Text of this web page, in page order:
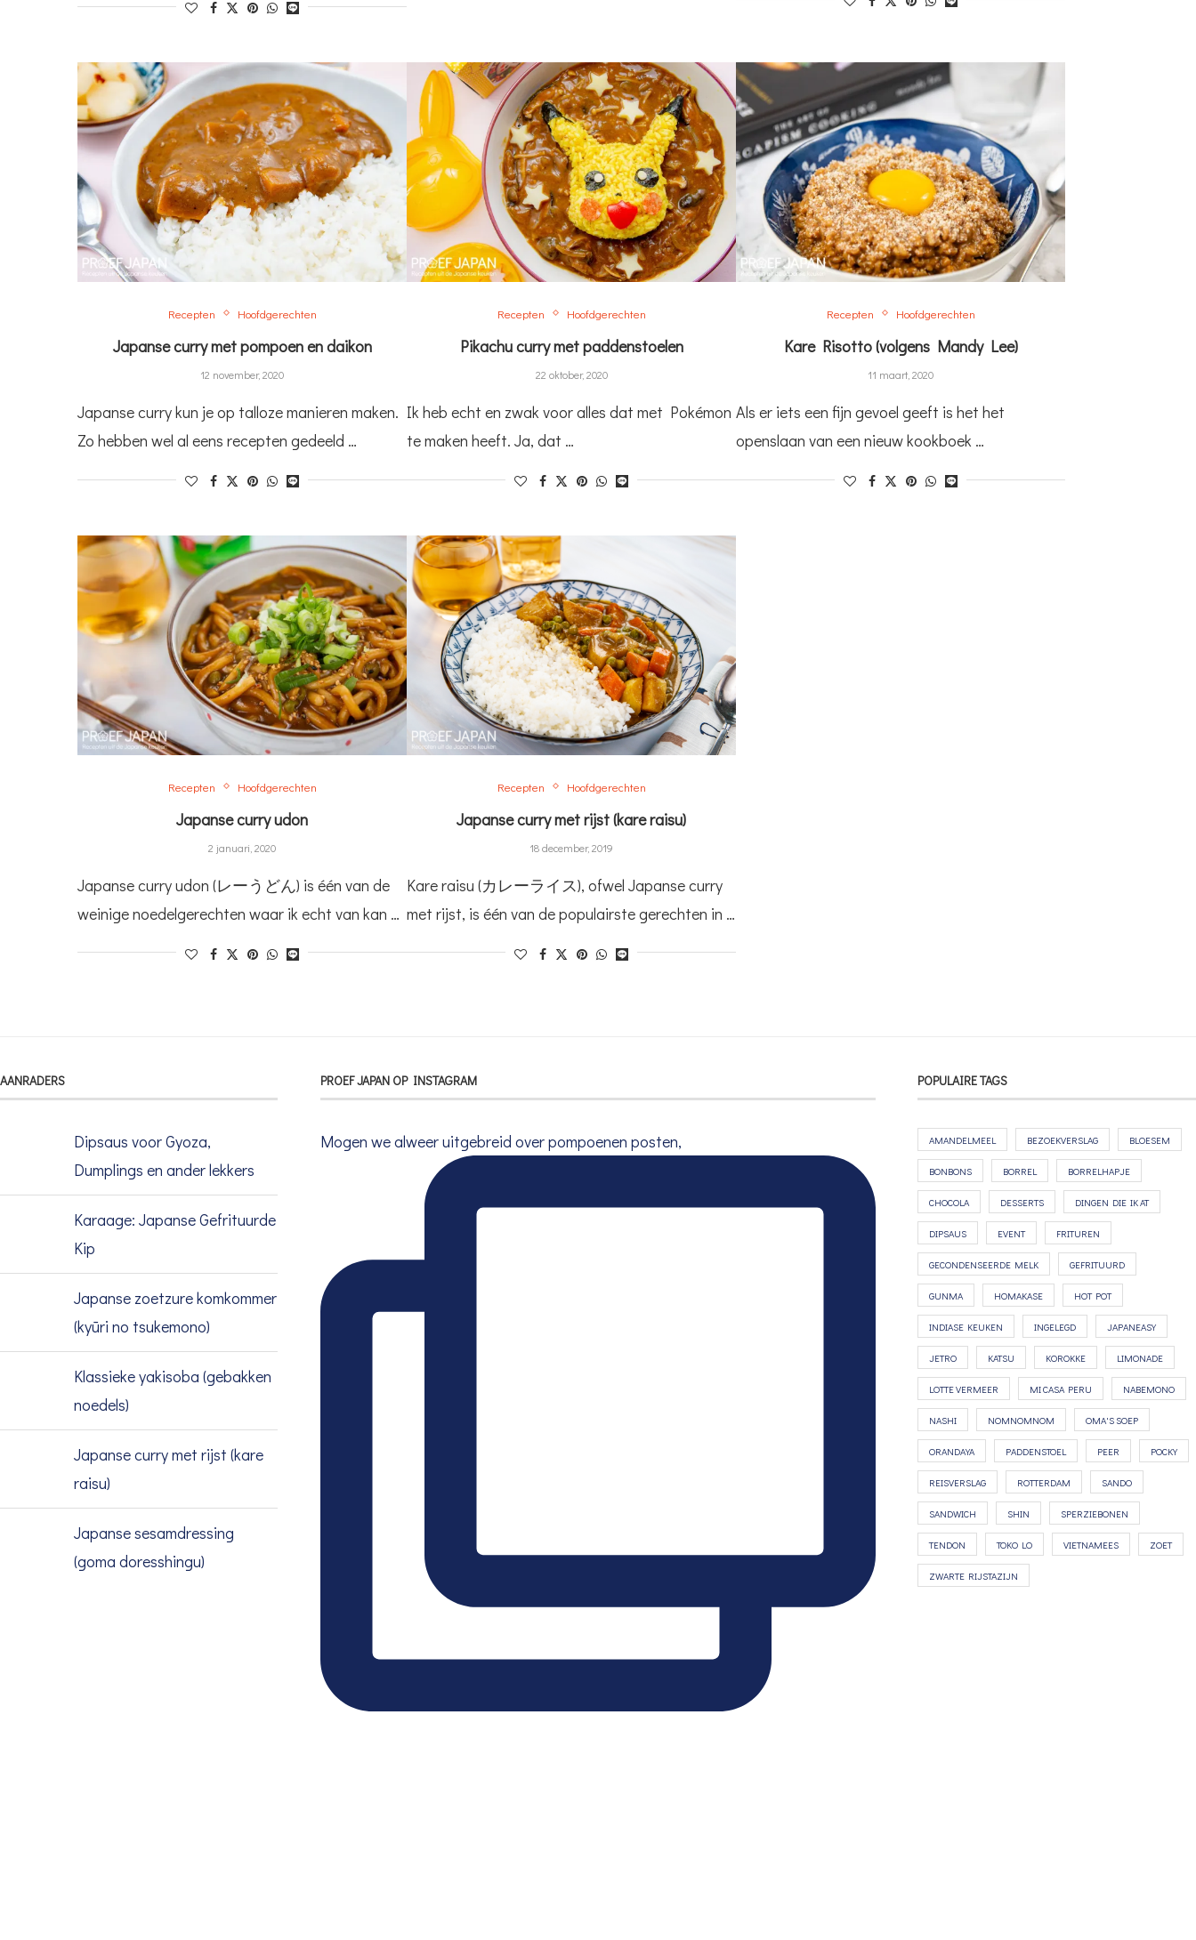
Recepten Hoofdgerechten
Japanse curry met pompoen en daikon
12 november, 2020
Japanse curry kun je op talloze manieren maken.
Zo hebben wel al eens recepten gedeeld …
Recepten Hoofdgerechten
Pikachu curry met paddenstoelen
22 oktober, 2020
Ik heb echt en zwak voor alles dat met Pokémon
te maken heeft. Ja, dat …
Recepten Hoofdgerechten
Kare Risotto (volgens Mandy Lee)
11 maart, 2020
Als er iets een fijn gevoel geeft is het het
openslaan van een nieuw kookboek …
Recepten Hoofdgerechten
Japanse curry udon
2 januari, 2020
Japanse curry udon (レーうどん) is één van de
weinige noedelgerechten waar ik echt van kan …
Recepten Hoofdgerechten
Japanse curry met rijst (kare raisu)
18 december, 2019
Kare raisu (カレーライス), ofwel Japanse curry
met rijst, is één van de populairste gerechten in …
AANRADERS
Dipsaus voor Gyoza,
Dumplings en ander lekkers
Karaage: Japanse Gefrituurde
Kip
Japanse zoetzure komkommer
(kyūri no tsukemono)
Klassieke yakisoba (gebakken
noedels)
Japanse curry met rijst (kare
raisu)
Japanse sesamdressing
(goma doresshingu)
PROEF JAPAN OP INSTAGRAM
Mogen we alweer uitgebreid over pompoenen posten,
POPULAIRE TAGS
AMANDELMEEL BEZOEKVERSLAG BLOESEM
BONBONS BORREL BORRELHAPJE
CHOCOLA DESSERTS DINGEN DIE IK AT
DIPSAUS EVENT FRITUREN
GECONDENSEERDE MELK GEFRITUURD
GUNMA HOMAKASE HOT POT
INDIASE KEUKEN INGELEGD JAPANEASY
JETRO KATSU KOROKKE LIMONADE
LOTTE VERMEER MI CASA PERU NABEMONO
NASHI NOMNOMNOM OMA'S SOEP
ORANDAYA PADDENSTOEL PEER POCKY
REISVERSLAG ROTTERDAM SANDO
SANDWICH SHIN SPERZIEBONEN
TENDON TOKO LO VIETNAMEES ZOET
ZWARTE RIJSTAZIJN